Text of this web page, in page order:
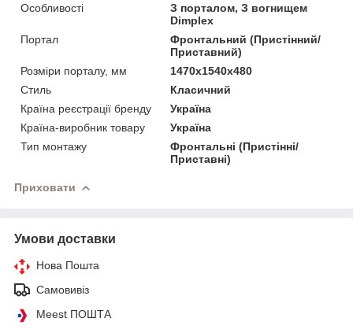
Особливості
З порталом, З вогнищем
Dimplex
Портал
Фронтальний (Пристінний/
Приставний)
Розміри порталу, мм
1470x1540x480
Стиль
Класичний
Країна реєстрації бренду
Україна
Країна-виробник товару
Україна
Тип монтажу
Фронтальні (Пристінні/
Приставні)
Приховати
Умови доставки
Нова Пошта
Самовивіз
Meest ПОШТА